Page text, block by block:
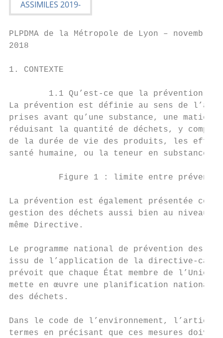
PLPDMA de la Métropole de Lyon – novembre
2018
1. CONTEXTE
1.1 Qu’est-ce que la prévention
La prévention est définie au sens de
prises avant qu’une substance, une
réduisant la quantité de déchets, y
de la durée de vie des produits, les
santé humaine, ou la teneur en
Figure 1 : limite entre
La prévention est également présentée
gestion des déchets aussi bien au niveau
même Directive.
Le programme national de prévention des
issu de l’application de la directive-
prévoit que chaque État membre de l’Union
mette en œuvre une planification
des déchets.
Dans le code de l’environnement, l’article
termes en précisant que ces mesures